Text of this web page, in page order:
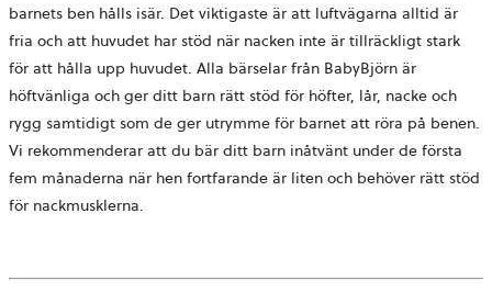
barnets ben hålls isär. Det viktigaste är att luftvägarna alltid är
fria och att huvudet har stöd när nacken inte är tillräckligt stark
för att hålla upp huvudet. Alla bärselar från BabyBjörn är
höftvänliga och ger ditt barn rätt stöd för höfter, lår, nacke och
rygg samtidigt som de ger utrymme för barnet att röra på benen.
Vi rekommenderar att du bär ditt barn inåtvänt under de första
fem månaderna när hen fortfarande är liten och behöver rätt stöd
för nackmusklerna.